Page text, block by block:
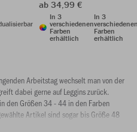
ab 34,99 €
In 3
verschiedenen
Farben
erhältlich
In 3
Farben
erhältlich
Arbeitstag wechselt man von der
dabei gerne auf Leggins zurück.
den Größen 34 - 44 in den Farben
Artikel sind sogar bis Größe 48
und rutschen nicht.